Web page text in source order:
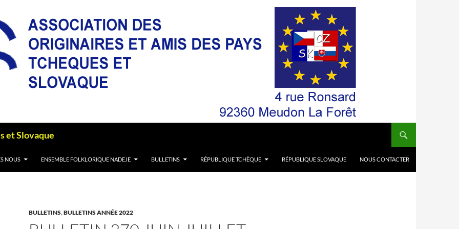
et Slovaque
NOUS ENSEMBLE FOLKLORIQUE NADEJE BULLETINS RÉPUBLIQUE TCHÈQUE RÉPUBLIQUE SLOVAQUE NOUS CONTACTER
BULLETINS,BULLETINS ANNÉE 2022